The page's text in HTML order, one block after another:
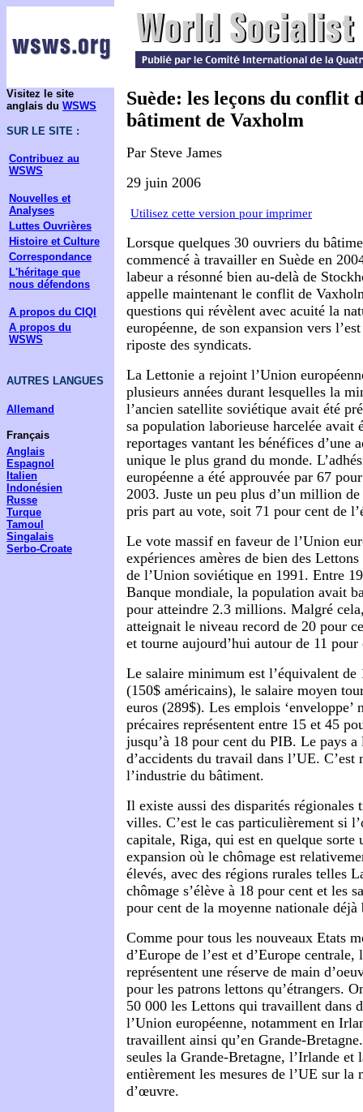
Visitez le site
anglais du WSWS
SUR LE SITE :
Contribuez au
WSWS
Nouvelles et
Analyses
Luttes Ouvrières
Histoire et Culture
Correspondance
L'héritage que
nous défendons
A propos du CIQI
A propos du
WSWS
AUTRES LANGUES
Allemand
Français
Anglais
Espagnol
Italien
Indonésien
Russe
Turque
Tamoul
Singalais
Serbo-Croate
Suède: les leçons du conflit
bâtiment de Vaxholm
Par Steve James
29 juin 2006
Utilisez cette version pour imprimer
Lorsque quelques 30 ouvriers du
commencé à travailler en Suède en
labeur a résonné bien au-delà de
appelle maintenant le conflit de
questions qui révèlent avec acuité la
européenne, de son expansion vers
riposte des syndicats.
La Lettonie a rejoint l’Union
plusieurs années durant lesquelles la
l’ancien satellite soviétique avait été
sa population laborieuse harcelée avait
reportages vantant les bénéfices d’une
unique le plus grand du monde.
européenne a été approuvée par 67
2003. Juste un peu plus d’un million de
pris part au vote, soit 71 pour cent de
Le vote massif en faveur de l’Union
expériences amères de bien des
de l’Union soviétique en 1991. Entre
Banque mondiale, la population avait
pour atteindre 2.3 millions. Malgré
atteignait le niveau record de 20 pour
et tourne aujourd’hui autour de 11 pour
Le salaire minimum est l’équivalent de
(150$ américains), le salaire moyen
euros (289$). Les emplois ‘enveloppe’
précaires représentent entre 15 et 45
jusqu’à 18 pour cent du PIB. Le pays
d’accidents du travail dans l’UE. C’est
l’industrie du bâtiment.
Il existe aussi des disparités régionales
villes. C’est le cas particulièrement si
capitale, Riga, qui est en quelque sorte
expansion où le chômage est
élevés, avec des régions rurales telles
chômage s’élève à 18 pour cent et les
pour cent de la moyenne nationale déjà
Comme pour tous les nouveaux Etats
d’Europe de l’est et d’Europe
représentent une réserve de main
pour les patrons lettons qu’étrangers.
50 000 les Lettons qui travaillent dans
l’Union européenne, notamment en
travaillent ainsi qu’en Grande-
seules la Grande-Bretagne, l’Irlande et
entièrement les mesures de l’UE sur
d’œuvre.